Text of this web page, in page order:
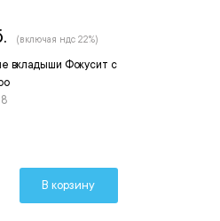
вкладыши Фокусит с
(включая ндс 22%)
В корзину